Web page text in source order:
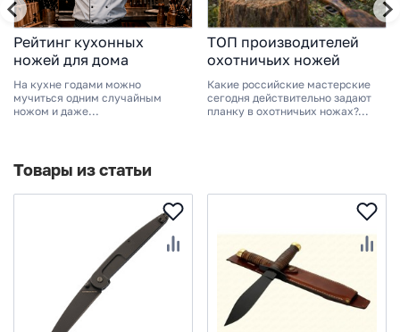
Рейтинг кухонных
ножей для дома
На кухне годами можно
мучиться одним случайным
ножом и даже...
ТОП производителей
охотничьих ножей
Какие российские мастерские
сегодня действительно задают
планку в охотничьих ножах?...
Товары из статьи